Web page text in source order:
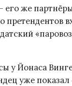
его же
у Йонаса
уже